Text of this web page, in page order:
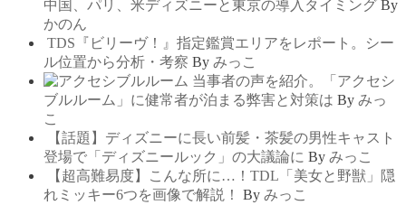
中国、パリ、米ディズニーと東京の導入タイミング By
かのん
TDS『ビリーヴ！』指定鑑賞エリアをレポート。シー
ル位置から分析・考察 By みっこ
当事者の声を紹介。「アクセシ
ブルルーム」に健常者が泊まる弊害と対策は By みっ
こ
【話題】ディズニーに長い前髪・茶髪の男性キャスト
登場で「ディズニールック」の大議論に By みっこ
【超高難易度】こんな所に…！TDL「美女と野獣」隠
れミッキー6つを画像で解説！
By みっこ